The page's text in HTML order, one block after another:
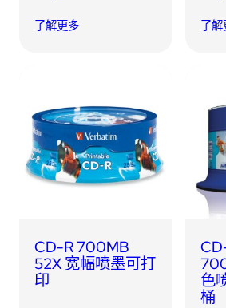
了解更多 了解
CD-R 700MB
52X 宽幅喷墨可打
印
色
桶